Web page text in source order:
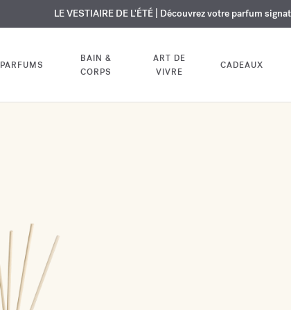
EXCLUSIF | Découvrez le nouveau parfum OUDvelvet mooddans
GRAVURE OFFERTE | Sur tous les parfums et huiles pour le corps
LE VESTIAIRE DE L'ÉTÉ | Découvrez votre parfum
PARFUMS
BAIN &
CORPS
ART DE
VIVRE
CADEAUX